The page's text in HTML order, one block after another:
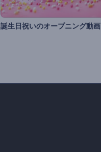
誕生日祝いのオープニング動画